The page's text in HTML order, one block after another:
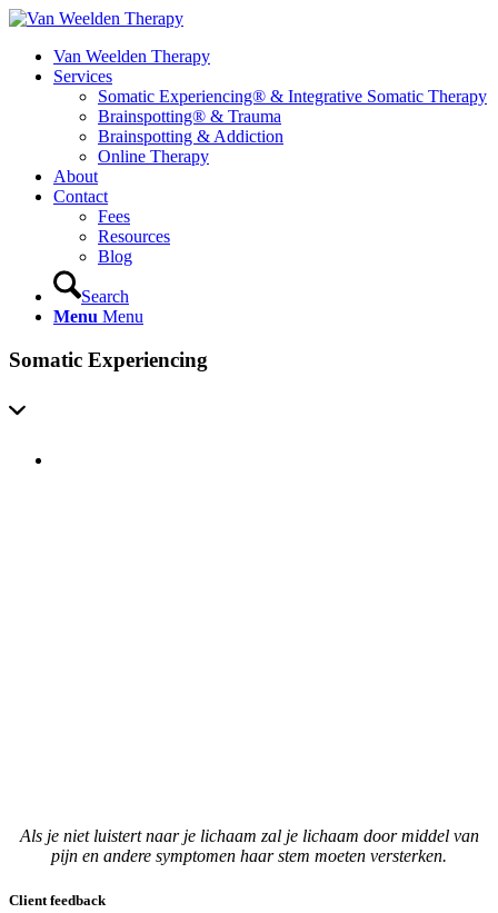
Van Weelden Therapy
Services
Somatic Experiencing® & Integrative Somatic Therapy
Brainspotting® & Trauma
Brainspotting & Addiction
Online Therapy
About
Contact
Fees
Resources
Blog
Search
Menu Menu
Somatic Experiencing
Als je niet luistert naar je lichaam zal je lichaam door middel van
pijn en andere symptomen haar stem moeten versterken.
Client feedback